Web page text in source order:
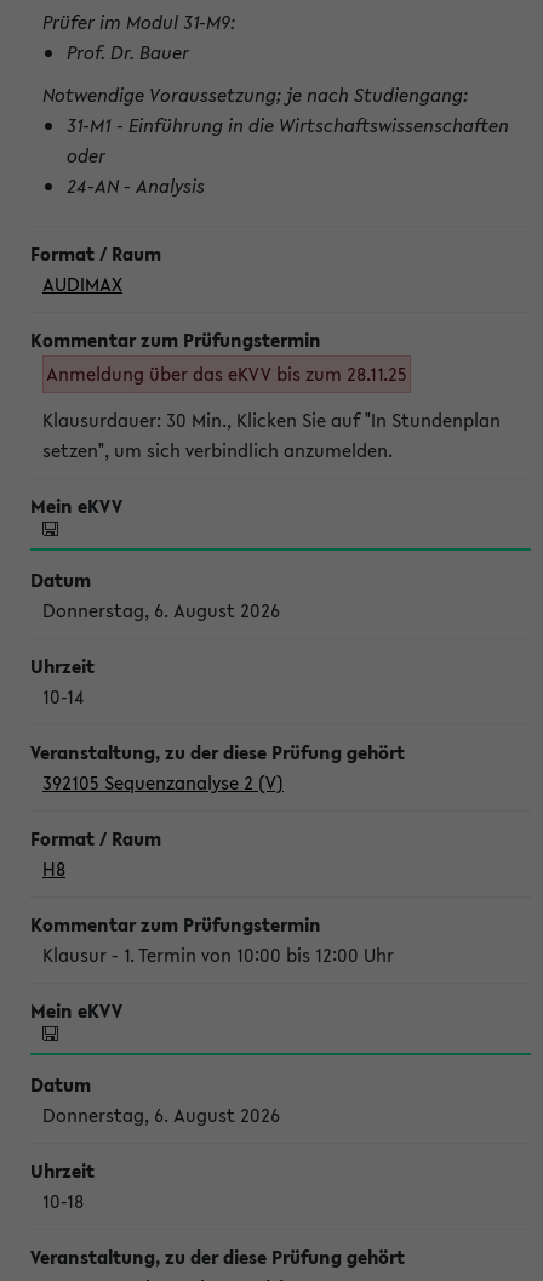
Prüfer im Modul 31-M9:
Prof. Dr. Bauer
Notwendige Voraussetzung; je nach Studiengang:
31-M1 - Einführung in die Wirtschaftswissenschaften
oder
24-AN - Analysis
AUDIMAX
Anmeldung über das eKVV bis zum 28.11.25
Klausurdauer: 30 Min., Klicken Sie auf "In Stundenplan
setzen", um sich verbindlich anzumelden.
Donnerstag, 6. August 2026
10-14
392105 Sequenzanalyse 2 (V)
H8
Klausur - 1. Termin von 10:00 bis 12:00 Uhr
Donnerstag, 6. August 2026
10-18